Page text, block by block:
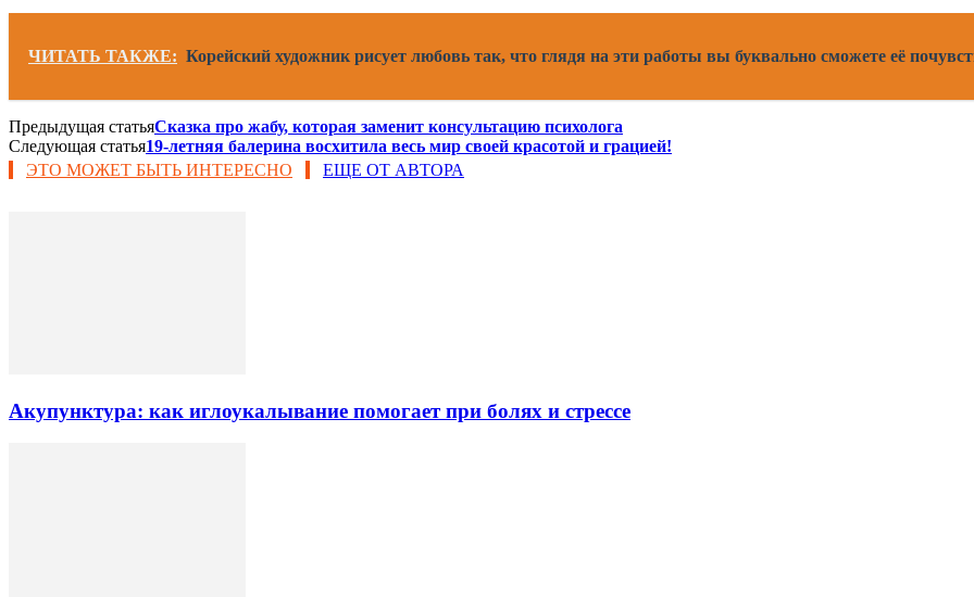
ЧИТАТЬ ТАКЖЕ: Корейский художник рисует любовь так, что глядя на эти работы вы буквально сможете её
Предыдущая статьяСказка про жабу, которая заменит консультацию психолога
Следующая статья19-летняя балерина восхитила весь мир своей красотой и грацией!
ЭТО МОЖЕТ БЫТЬ ИНТЕРЕСНО
ЕЩЕ ОТ АВТОРА
Акупунктура: как иглоукалывание помогает при болях и стрессе